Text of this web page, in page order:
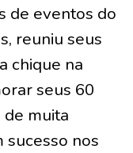
de eventos do
reuniu seus
chique na
seus 60
muita
sucesso nos